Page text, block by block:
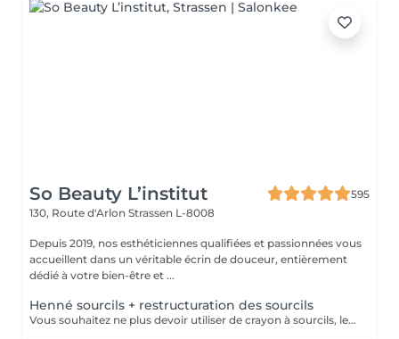
So Beauty L’institut
595
130, Route d'Arlon Strassen L-8008
Depuis 2019, nos esthéticiennes qualifiées et passionnées vous
accueillent dans un véritable écrin de douceur, entièrement
dédié à votre bien-être et ...
Henné sourcils + restructuration des sourcils
Vous souhaitez ne plus devoir utiliser de crayon à sourcils, le henné est ce qu'il vous faut. Il s'agit d'une teinture végétale qui va colorer la peau pendant 2 semaines et teinter les sourcils pendant au moins 6 semaines. Vous obtiendrez ainsi des sourcils parfaitement redessinés de façon plus durable. Le henné peut également être la solution pour raviver un microblading entre deux retouches, ceci vous permettra de tenir un peu plus longtemps avant de refaire le microblading. Restructuration complète des sourcils compris dans la prestation.